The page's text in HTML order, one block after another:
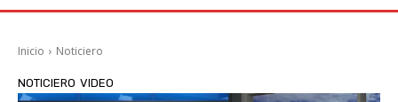
Inicio Noticiero
NOTICIERO VIDEO